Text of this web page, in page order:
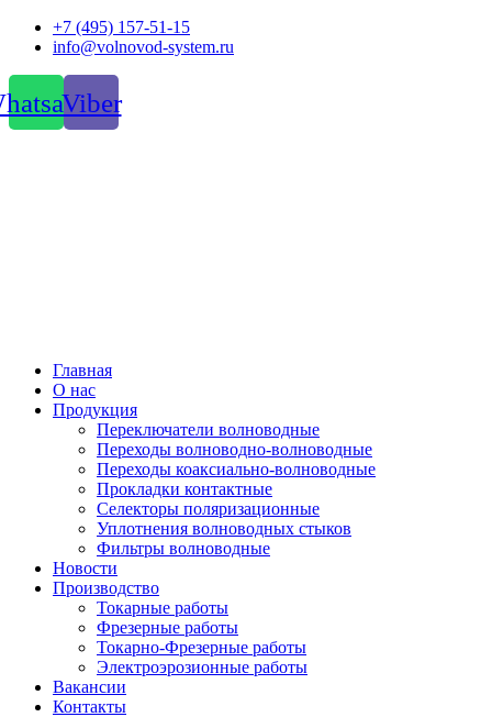
Перейти+7 (495) 157-51-15
info@volnovod-system.ru
Viber
Главная
О нас
Продукция
Переключатели волноводные
Переходы волноводно-волноводные
Переходы коаксиально-волноводные
Прокладки контактные
Селекторы поляризационные
Уплотнения волноводных стыков
Фильтры волноводные
Новости
Производство
Токарные работы
Фрезерные работы
Токарно-Фрезерные работы
Электроэрозионные работы
Вакансии
Контакты